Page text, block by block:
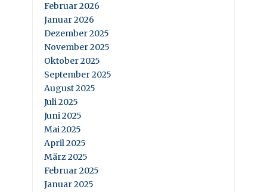
Februar 2026
Januar 2026
Dezember 2025
November 2025
Oktober 2025
September 2025
August 2025
Juli 2025
Juni 2025
Mai 2025
April 2025
März 2025
Februar 2025
Januar 2025